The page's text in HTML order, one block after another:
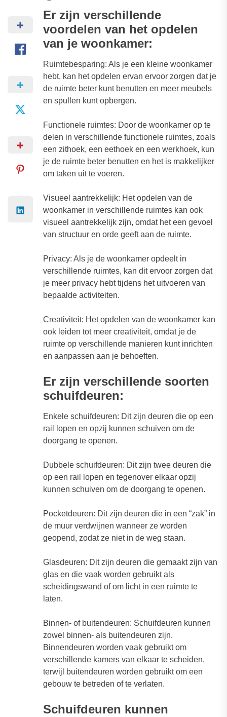
Er zijn verschillende
voordelen van het opdelen
van je woonkamer:
Ruimtebesparing: Als je een kleine woonkamer
hebt, kan het opdelen ervan ervoor zorgen dat je
de ruimte beter kunt benutten en meer meubels
en spullen kunt opbergen.
Functionele ruimtes: Door de woonkamer op te
delen in verschillende functionele ruimtes, zoals
een zithoek, een eethoek en een werkhoek, kun
je de ruimte beter benutten en het is makkelijker
om taken uit te voeren.
Visueel aantrekkelijk: Het opdelen van de
woonkamer in verschillende ruimtes kan ook
visueel aantrekkelijk zijn, omdat het een gevoel
van structuur en orde geeft aan de ruimte.
Privacy: Als je de woonkamer opdeelt in
verschillende ruimtes, kan dit ervoor zorgen dat
je meer privacy hebt tijdens het uitvoeren van
bepaalde activiteiten.
Creativiteit: Het opdelen van de woonkamer kan
ook leiden tot meer creativiteit, omdat je de
ruimte op verschillende manieren kunt inrichten
en aanpassen aan je behoeften.
Er zijn verschillende soorten
schuifdeuren:
Enkele schuifdeuren: Dit zijn deuren die op een
rail lopen en opzij kunnen schuiven om de
doorgang te openen.
Dubbele schuifdeuren: Dit zijn twee deuren die
op een rail lopen en tegenover elkaar opzij
kunnen schuiven om de doorgang te openen.
Pocketdeuren: Dit zijn deuren die in een “zak” in
de muur verdwijnen wanneer ze worden
geopend, zodat ze niet in de weg staan.
Glasdeuren: Dit zijn deuren die gemaakt zijn van
glas en die vaak worden gebruikt als
scheidingswand of om licht in een ruimte te
laten.
Binnen- of buitendeuren: Schuifdeuren kunnen
zowel binnen- als buitendeuren zijn.
Binnendeuren worden vaak gebruikt om
verschillende kamers van elkaar te scheiden,
terwijl buitendeuren worden gebruikt om een
gebouw te betreden of te verlaten.
Schuifdeuren kunnen